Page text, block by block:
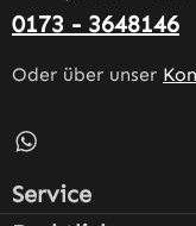
0173 - 3648146
Oder über unser
Schreib uns auf
Service